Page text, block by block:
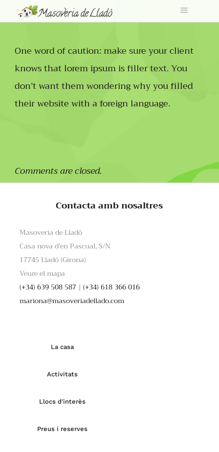
One word of caution: make sure your client
knows that lorem ipsum is filler text. You
don’t want them wondering why you filled
their website with a foreign language.
Comments are closed.
Contacta amb nosaltres
Masoveria de Lladó
Casa nova d’en Pascual, S/N
17745 Lladó (Girona)
Veure el mapa
(+34) 639 508 587 | (+34) 618 366 016
mariona@masoveriadellado.com
La casa
Activitats
Llocs d'interès
Preus i reserves